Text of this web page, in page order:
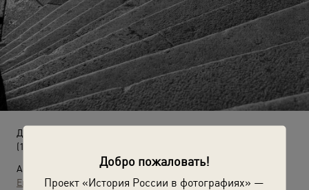
Добро пожаловать!
Проект «История России в фотографиях» —
Девушка на берегу Невы
(1954 год)
Автор:
Евгений Халдей